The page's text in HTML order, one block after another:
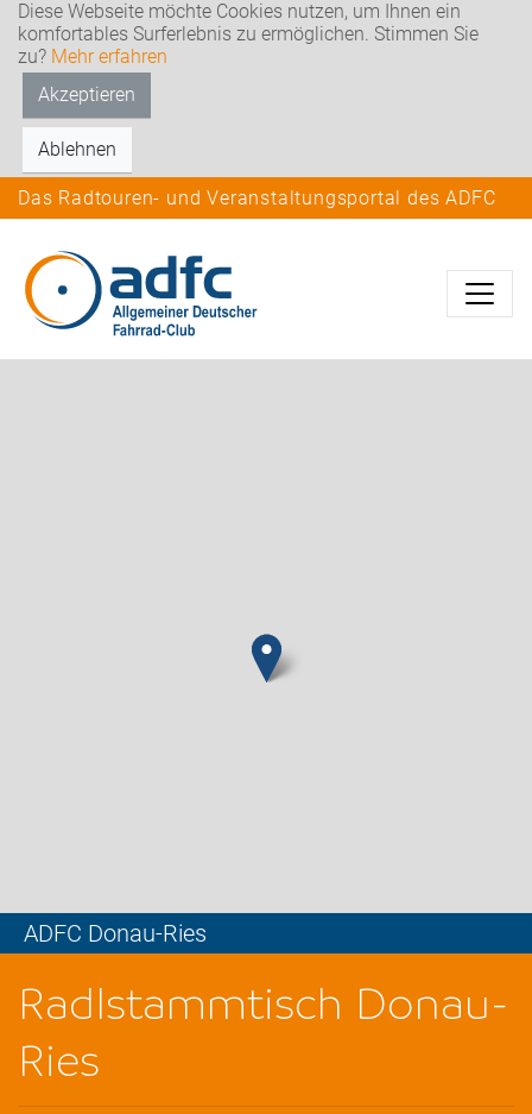
Diese Webseite möchte Cookies nutzen, um Ihnen ein
komfortables Surferlebnis zu ermöglichen. Stimmen Sie
zu? Mehr erfahren
Akzeptieren
Ablehnen
Das Radtouren- und Veranstaltungsportal des ADFC
ADFC Donau-Ries
Radlstammtisch Donau-
Ries